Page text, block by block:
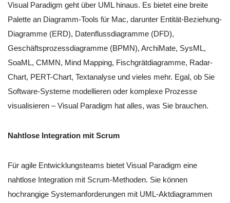
Visual Paradigm geht über UML hinaus. Es bietet eine breite
Palette an Diagramm-Tools für Mac, darunter Entität-Beziehung-
Diagramme (ERD), Datenflussdiagramme (DFD),
Geschäftsprozessdiagramme (BPMN), ArchiMate, SysML,
SoaML, CMMN, Mind Mapping, Fischgrätdiagramme, Radar-
Chart, PERT-Chart, Textanalyse und vieles mehr. Egal, ob Sie
Software-Systeme modellieren oder komplexe Prozesse
visualisieren – Visual Paradigm hat alles, was Sie brauchen.
Nahtlose Integration mit Scrum
Für agile Entwicklungsteams bietet Visual Paradigm eine
nahtlose Integration mit Scrum-Methoden. Sie können
hochrangige Systemanforderungen mit UML-Aktdiagrammen